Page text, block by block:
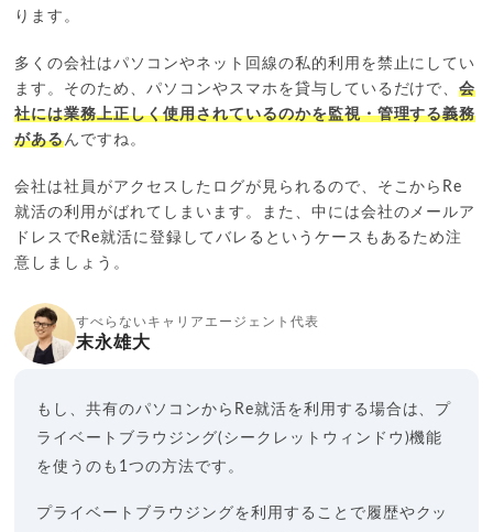
ります。
多くの会社はパソコンやネット回線の私的利用を禁止にしてい
ます。そのため、パソコンやスマホを貸与しているだけで、会
社には業務上正しく使用されているのかを監視・管理する義務
があるんですね。
会社は社員がアクセスしたログが見られるので、そこからRe
就活の利用がばれてしまいます。また、中には会社のメールア
ドレスでRe就活に登録してバレるというケースもあるため注
意しましょう。
すべらないキャリアエージェント代表
末永雄大
もし、共有のパソコンからRe就活を利用する場合は、プ
ライベートブラウジング(シークレットウィンドウ)機能
を使うのも1つの方法です。
プライベートブラウジングを利用することで履歴やクッ